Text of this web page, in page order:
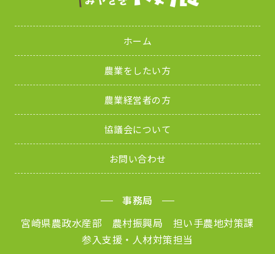
ホーム
農業をしたい方
農業経営者の方
協議会について
お問い合わせ
事務局
宮崎県農政水産部 農村振興局 担い手農地対策課
参入支援・人材対策担当